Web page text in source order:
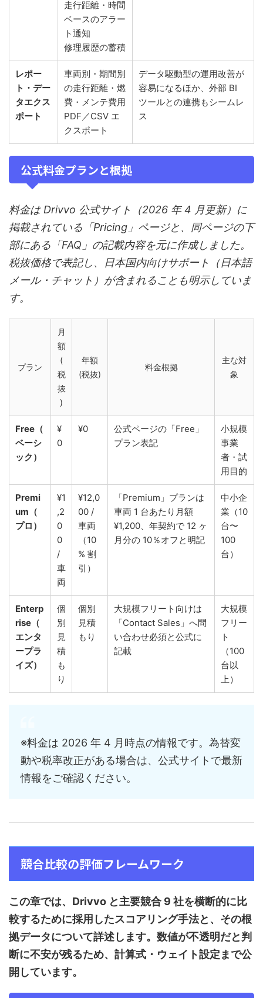
走行距離・時間
ベースのアラー
ト通知
修理履歴の蓄積
レポー
ト・デー
タエクス
ポート
車両別・期間別
の走行距離・燃
費・メンテ費用
PDF／CSV エ
クスポート
データ駆動型の運用改善が
容易になるほか、外部 BI
ツールとの連携もシームレ
ス
公式料金プランと根拠
料金は Drivvo 公式サイト（2026 年 4 月更新）に
掲載されている「Pricing」ページと、同ページの下
部にある「FAQ」の記載内容を元に作成しました。
税抜価格で表記し、日本国内向けサポート（日本語
メール・チャット）が含まれることも明示していま
す。
プラン
月
額
(
税
抜
)
年額
(税抜)
料金根拠
主な対
象
Free（
ベーシ
ック）
¥
0
¥0
公式ページの「Free」
プラン表記
小規模
事業
者・試
用目的
Premi
um（
プロ）
¥1
,2
0
0
/
車
両
¥12,0
00 /
車両
（10
% 割
引）
「Premium」プランは
車両 1 台あたり月額
¥1,200、年契約で 12 ヶ
月分の 10％オフと明記
中小企
業（10
台〜
100
台）
Enterp
rise（
エンタ
ープラ
イズ）
個
別
見
積
も
り
個別
見積
もり
大規模フリート向けは
「Contact Sales」へ問
い合わせ必須と公式に
記載
大規模
フリー
ト
（100
台以
上）
※料金は 2026 年 4 月時点の情報です。為替変
動や税率改正がある場合は、公式サイトで最新
情報をご確認ください。
競合比較の評価フレームワーク
この章では、Drivvo と主要競合 9 社を横断的に比
較するために採用したスコアリング手法と、その根
拠データについて詳述します。数値が不透明だと判
断に不安が残るため、計算式・ウェイト設定まで公
開しています。